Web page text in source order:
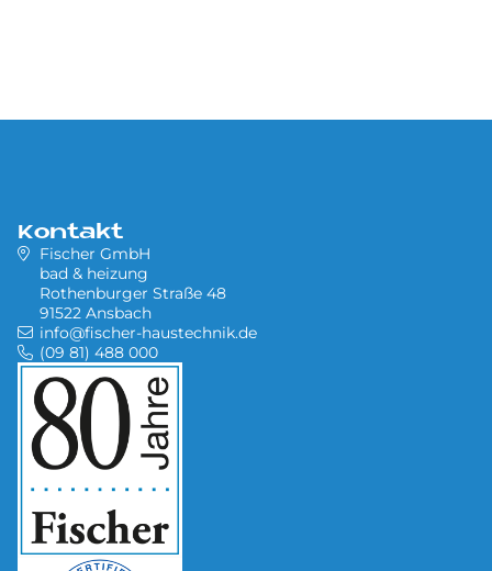
Kontakt
Fischer GmbH
bad & heizung
Rothenburger Straße 48
91522 Ansbach
info@fischer-haustechnik.de
(09 81) 488 000